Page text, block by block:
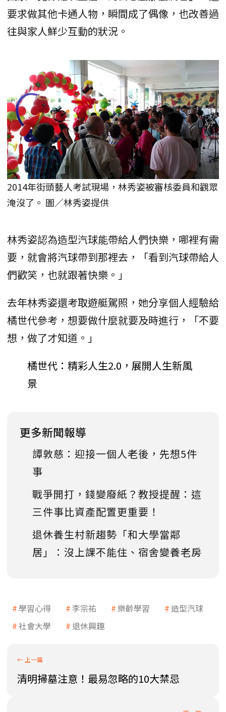
要求做其他卡通人物，瞬間成了偶像，也改善過
往與家人鮮少互動的狀況。
2014年街頭藝人考試現場，林秀姿被審核委員和觀眾
淹沒了。 圖／林秀姿提供
林秀姿認為造型汽球能帶給人們快樂，哪裡有需
要，就會將汽球帶到那裡去，「看到汽球帶給人
們歡笑，也就跟著快樂。」
去年林秀姿還考取遊艇駕照，她分享個人經驗給
橘世代參考，想要做什麼就要及時進行，「不要
想，做了才知道。」
橘世代：精彩人生2.0，展開人生新風
景
更多新聞報導
譚敦慈：迎接一個人老後，先想5件
事
戰爭開打，錢變廢紙？教授提醒：這
三件事比資產配置更重要！
退休養生村新趨勢「和大學當鄰
居」：沒上課不能住、宿舍變養老房
學習心得 李宗祐 樂齡學習
造型汽球
社會大學
退休興趣
清明掃墓注意！最易忽略的10大禁忌